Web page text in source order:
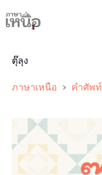
to
content
ตุ๊ลุง
ภาษาเหนือ คำศัพท์